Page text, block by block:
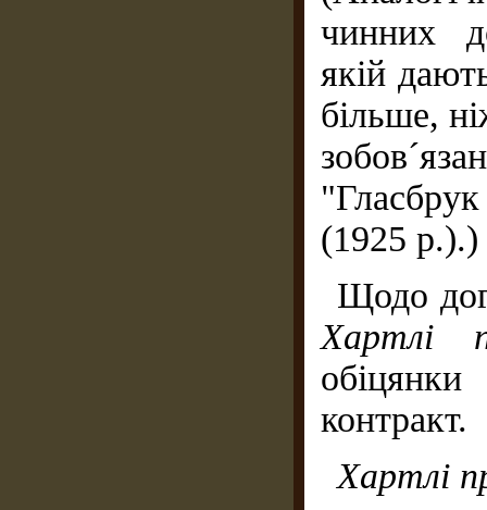
чинних
якій
більше,
(1925 р.).)
Щодо
Хартлі
контракт.
Хартлі